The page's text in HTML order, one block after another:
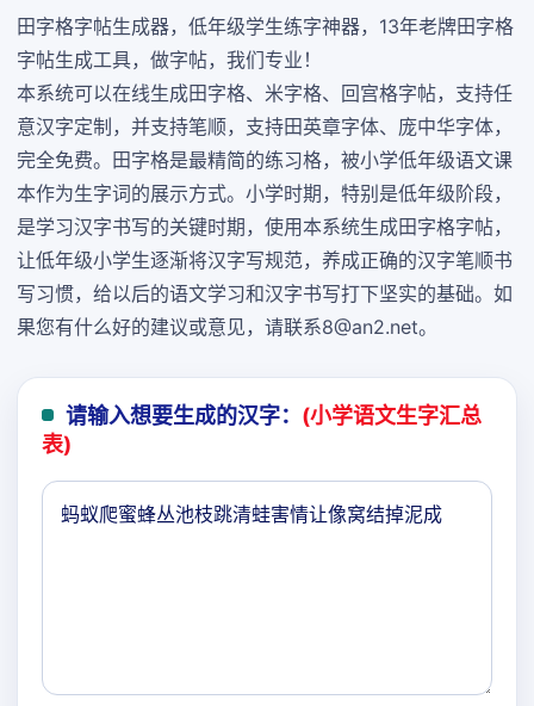
田字格字帖生成器，低年级学生练字神器，13年老牌田字格
字帖生成工具，做字帖，我们专业！
本系统可以在线生成田字格、米字格、回宫格字帖，支持任
意汉字定制，并支持笔顺，支持田英章字体、庞中华字体，
完全免费。田字格是最精简的练习格，被小学低年级语文课
本作为生字词的展示方式。小学时期，特别是低年级阶段，
是学习汉字书写的关键时期，使用本系统生成田字格字帖，
让低年级小学生逐渐将汉字写规范，养成正确的汉字笔顺书
写习惯，给以后的语文学习和汉字书写打下坚实的基础。如
果您有什么好的建议或意见，请联系8@an2.net。
请输入想要生成的汉字： (小学语文生字汇总
表)